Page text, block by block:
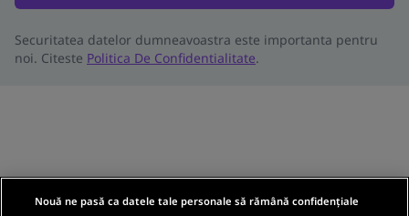
Securitatea datelor dumneavoastra este importanta pentru
noi. Citeste Politica De Confidentialitate.
Nouă ne pasă ca datele tale personale să rămână confidențiale